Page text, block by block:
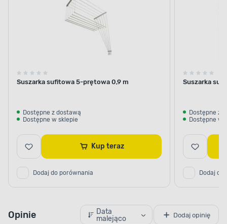
Suszarka sufitowa 5-prętowa 0,9 m
Dostępne z dostawą
Dostępne w sklepie
Kup teraz
Dodaj do porównania
Suszarka
Dostępne z
Dostępne w
Dodaj do
Opinie
Data
malejąco
Dodaj opinię